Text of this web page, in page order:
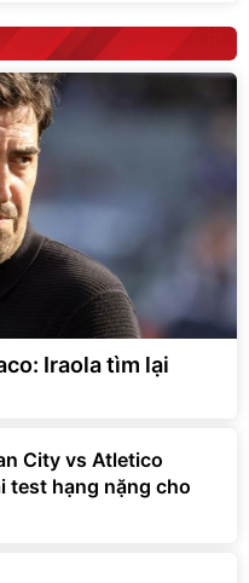
Iraola tìm lại
City vs Atletico
test hạng nặng cho